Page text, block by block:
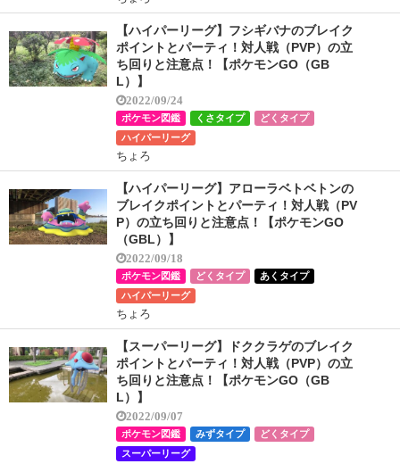
【ハイパーリーグ】フシギバナのブレイク
ポイントとパーティ！対人戦（PVP）の立
ち回りと注意点！【ポケモンGO（GB
L）】
2022/09/24
ポケモン図鑑 くさタイプ
どくタイプ
ハイパーリーグ
ちょろ
【ハイパーリーグ】アローラベトベトンの
ブレイクポイントとパーティ！対人戦（PV
P）の立ち回りと注意点！【ポケモンGO
（GBL）】
2022/09/18
ポケモン図鑑 どくタイプ
あくタイプ
ハイパーリーグ
ちょろ
【スーパーリーグ】ドククラゲのブレイク
ポイントとパーティ！対人戦（PVP）の立
ち回りと注意点！【ポケモンGO（GB
L）】
2022/09/07
ポケモン図鑑 みずタイプ
どくタイプ
スーパーリーグ